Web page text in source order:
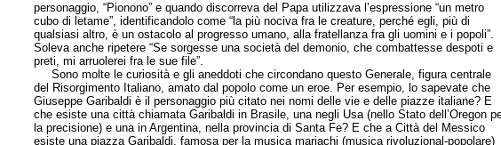
personaggio, “Pionono” e quando discorreva del Papa utilizzava l’espressione “un metro
cubo di letame”, identificandolo come “la più nociva fra le creature, perché egli, più di
qualsiasi altro, è un ostacolo al progresso umano, alla fratellanza fra gli uomini e i popoli”.
Soleva anche ripetere “Se sorgesse una società del demonio, che combattesse despoti e
preti, mi arruolerei fra le sue file”.
Sono molte le curiosità e gli aneddoti che circondano questo Generale, figura centrale
del Risorgimento Italiano, amato dal popolo come un eroe. Per esempio, lo sapevate che
Giuseppe Garibaldi è il personaggio più citato nei nomi delle vie e delle piazze italiane? E
che esiste una città chiamata Garibaldi in Brasile, una negli Usa (nello Stato dell’Oregon
la precisione) e una in Argentina, nella provincia di Santa Fe? E che a Città del Messico
esiste una piazza Garibaldi, famosa per la musica mariachi (musica rivoluzional-popolare)